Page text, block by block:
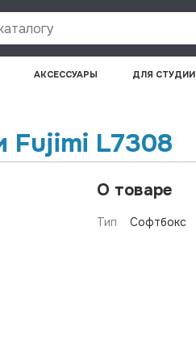
АКСЕССУАРЫ ДЛЯ СТУДИИ
L7308
О товаре
Тип Софтбокс